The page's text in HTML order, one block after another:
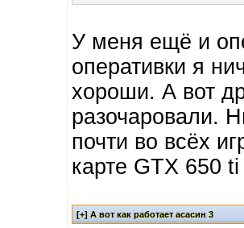
У меня ещё и
оперативки я
хороши. А вот
разочаровали.
почти во всёх
карте GTX 650